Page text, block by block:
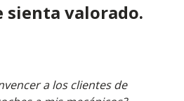
sienta valorado.
a los clientes de